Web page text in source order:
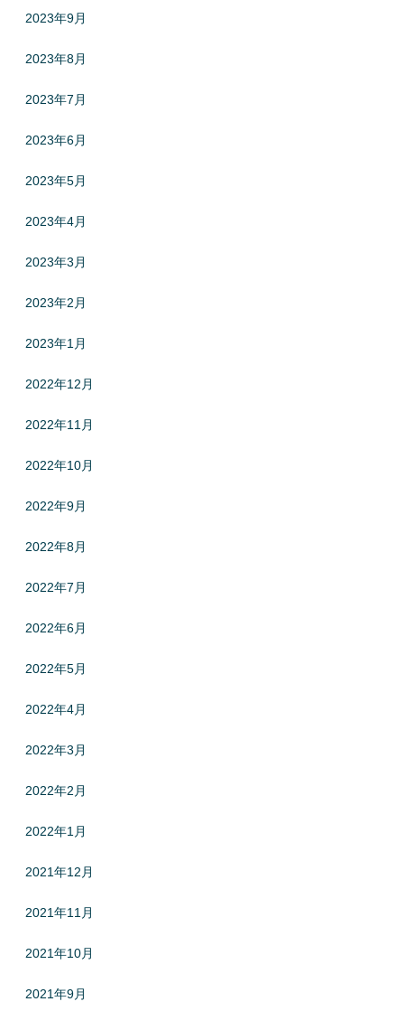
2023年9月
2023年8月
2023年7月
2023年6月
2023年5月
2023年4月
2023年3月
2023年2月
2023年1月
2022年12月
2022年11月
2022年10月
2022年9月
2022年8月
2022年7月
2022年6月
2022年5月
2022年4月
2022年3月
2022年2月
2022年1月
2021年12月
2021年11月
2021年10月
2021年9月